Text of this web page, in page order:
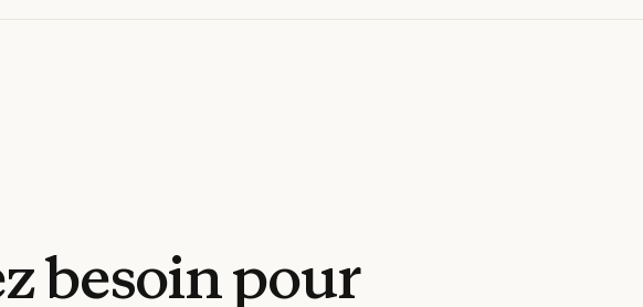
besoinpour